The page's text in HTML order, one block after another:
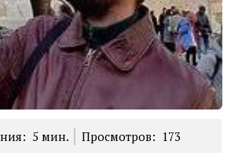
5 мин. Просмотров: 173